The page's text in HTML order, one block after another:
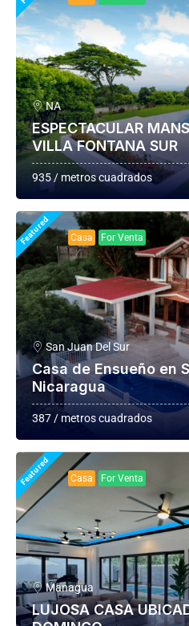
NA
ESPECTACULAR
VILLA FONTANA SUR
935 / metros cuadrados
Featured Casa For Venta
San Juan Del Sur
Casa de Ensueño en
Nicaragua
387 / metros cuadrados
Featured Casa For Venta
Managua
LUJOSA CASA